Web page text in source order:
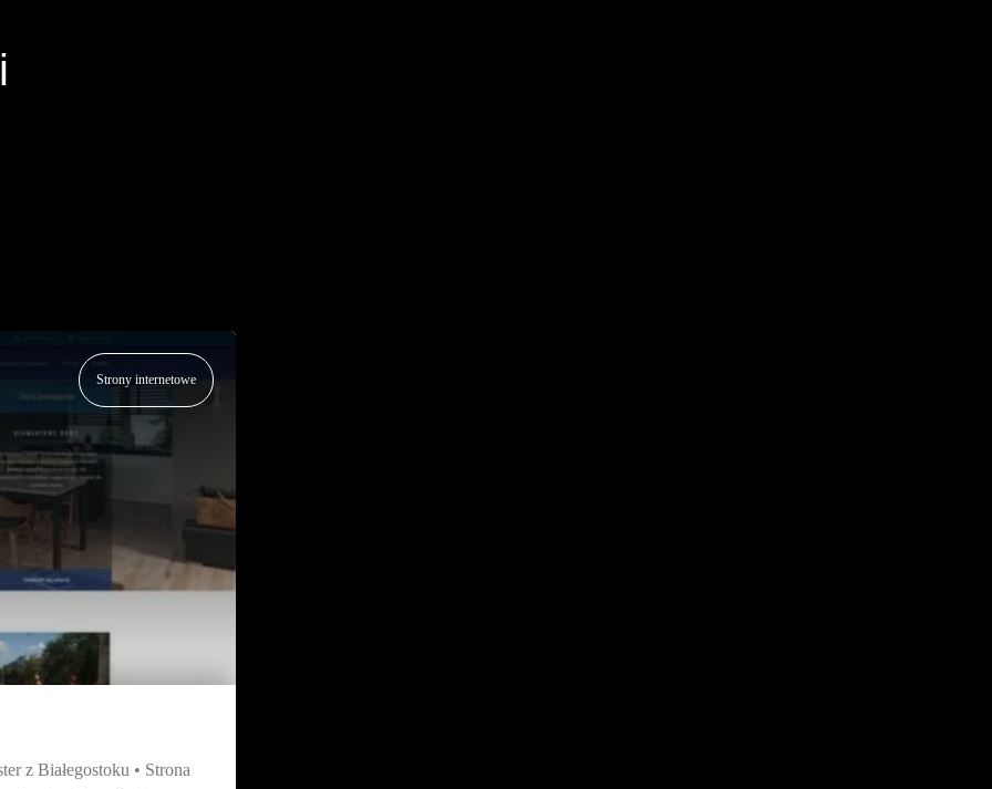
Strony internetowe
z Białegostoku • Strona